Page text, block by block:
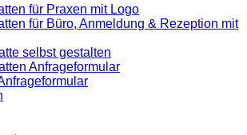
für Praxen mit Logo
für Büro, Anmeldung & Rezeption mit
selbst gestalten
Anfrageformular